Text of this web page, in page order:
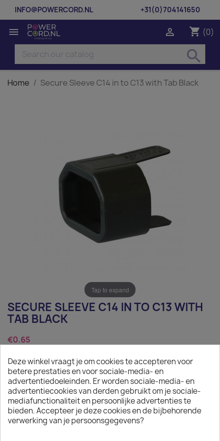
INFO@POWERCORD.NL +31(0)704141650
 shopping_cart (0)

search
Home Secure Sleeve C14 in to C13 with Tab Black
Tap to expand
SECURE SLEEVE C14 IN TO C13 WITH
TAB BLACK
€0.65
Tax excluded
Secure Sleeve C14 in to C13 with Tab Black
Quantity
 ADD TO CART
Deze winkel vraagt je om cookies te accepteren voor
betere prestaties en voor sociale-media- en
advertentiedoeleinden. Er worden sociale-media- en
advertentiecookies van derden gebruikt om je sociale-
mediafunctionaliteit en persoonlijke advertenties te
bieden. Accepteer je deze cookies en de bijbehorende
verwerking van je persoonsgegevens?